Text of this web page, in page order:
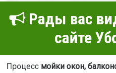
Рады вас
сайте
Процесс мойки окон,